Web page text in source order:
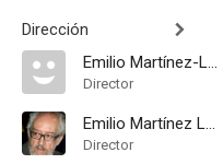
Dirección
Emilio Martínez-Lázaro
Director
Emilio Martínez Lázaro
Director